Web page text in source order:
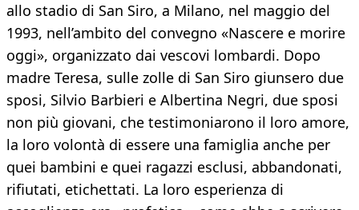
allo stadio di San Siro, a Milano, nel maggio del
1993, nell’ambito del convegno «Nascere e morire
oggi», organizzato dai vescovi lombardi. Dopo
madre Teresa, sulle zolle di San Siro giunsero due
sposi, Silvio Barbieri e Albertina Negri, due sposi
non più giovani, che testimoniarono il loro amore,
la loro volontà di essere una famiglia anche per
quei bambini e quei ragazzi esclusi, abbandonati,
rifiutati, etichettati. La loro esperienza di